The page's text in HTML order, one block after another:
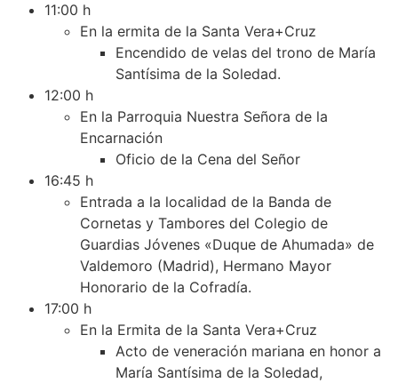
11:00 h
En la ermita de la Santa Vera+Cruz
Encendido de velas del trono de María
Santísima de la Soledad.
12:00 h
En la Parroquia Nuestra Señora de la
Encarnación
Oficio de la Cena del Señor
16:45 h
Entrada a la localidad de la Banda de
Cornetas y Tambores del Colegio de
Guardias Jóvenes «Duque de Ahumada» de
Valdemoro (Madrid), Hermano Mayor
Honorario de la Cofradía.
17:00 h
En la Ermita de la Santa Vera+Cruz
Acto de veneración mariana en honor a
María Santísima de la Soledad,